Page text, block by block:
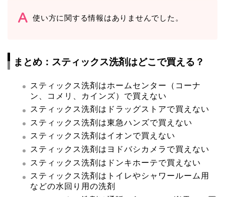
使い方に関する情報はありませんでした。
まとめ：スティックス洗剤はどこで買える？
スティックス洗剤はホームセンター（コーナ
ン、コメリ、カインズ）で買えない
スティックス洗剤はドラッグストアで買えない
スティックス洗剤は東急ハンズで買えない
スティックス洗剤はイオンで買えない
スティックス洗剤はヨドバシカメラで買えない
スティックス洗剤はドンキホーテで買えない
スティックス洗剤はトイレやシャワールーム用
などの水回り用の洗剤